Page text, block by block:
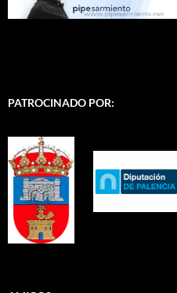
PATROCINADO POR: